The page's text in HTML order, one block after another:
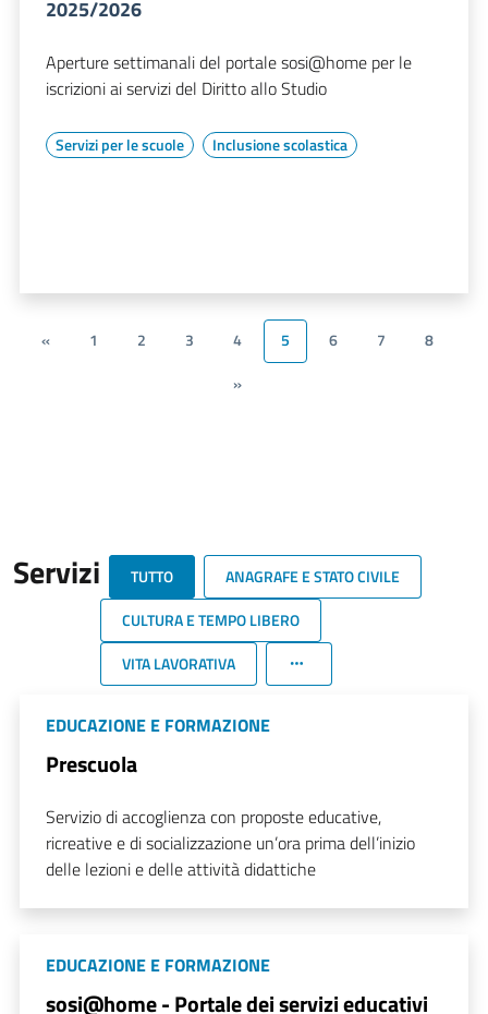
2025/2026
Aperture settimanali del portale sosi@home per le
iscrizioni ai servizi del Diritto allo Studio
Servizi per le scuole Inclusione scolastica
« 1 2 3 4 5 6 7
8
»
Servizi TUTTO
ANAGRAFE E STATO CIVILE
CULTURA E TEMPO LIBERO
VITA LAVORATIVA
EDUCAZIONE E FORMAZIONE
Prescuola
Servizio di accoglienza con proposte educative,
ricreative e di socializzazione un’ora prima dell’inizio
delle lezioni e delle attività didattiche
EDUCAZIONE E FORMAZIONE
sosi@home - Portale dei servizi educativi